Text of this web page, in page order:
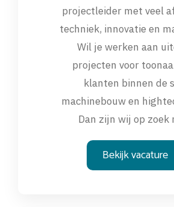
projectleider met veel
techniek, innovatie en
Wil je werken aan
projecten voor
klanten binnen de
machinebouw en
Dan zijn wij op zoek
Bekijk vacature